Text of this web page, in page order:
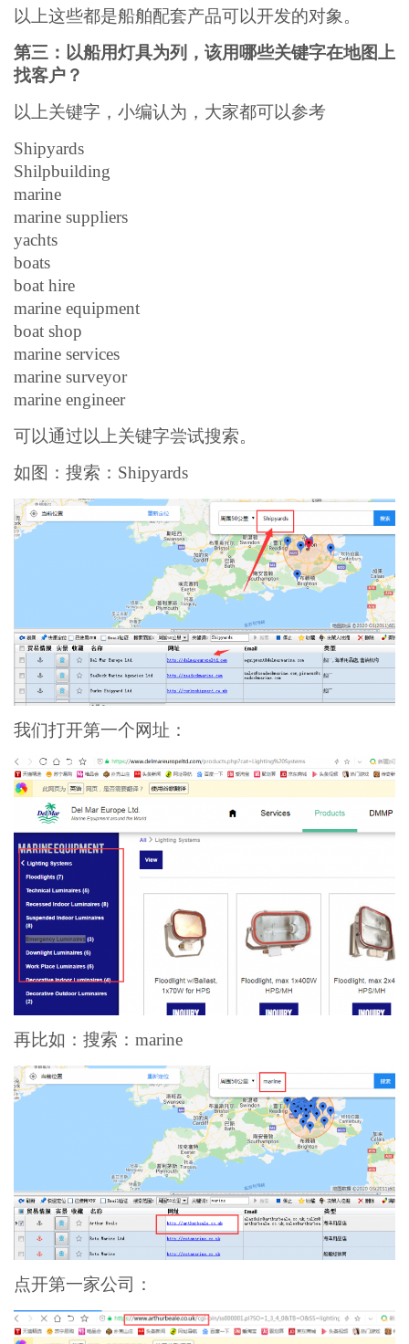
以上这些都是船舶配套产品可以开发的对象。
第三：以船用灯具为列，该用哪些关键字在地图上
找客户？
以上关键字，小编认为，大家都可以参考
Shipyards
Shilpbuilding
marine
marine suppliers
yachts
boats
boat hire
marine equipment
boat shop
marine services
marine surveyor
marine engineer
可以通过以上关键字尝试搜索。
如图：搜索：Shipyards
我们打开第一个网址：
再比如：搜索：marine
点开第一家公司：